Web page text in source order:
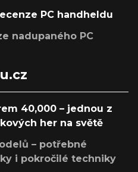
PC handheldu
nadupaného PC
40,000 – jednou z
her na světě
– potřebné
i pokročilé techniky